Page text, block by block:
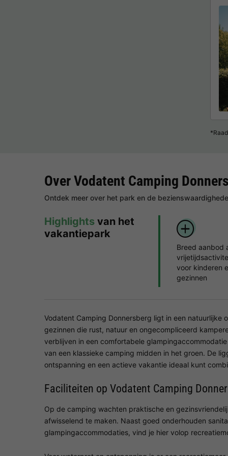
Over Vodatent Camping
Ontdek meer over het park en de
Highlights van het
vakantiepark
Breed aanbod
voor kinderen
gezinnen
Vodatent Camping Donnersberg ligt in een natuurlijke
gezinnen die rust, natuur en ongecompliceerd
verblijven in een comfortabele
van een klassieke camping midden in het groen. De
ontspanning en een actieve vakantie ideaal kunt
Faciliteiten op Vodatent Camping
Op de camping wachten praktische en
afwisselend te maken. Naast goed onderhouden
glampingaccommodaties, vind je hier volop